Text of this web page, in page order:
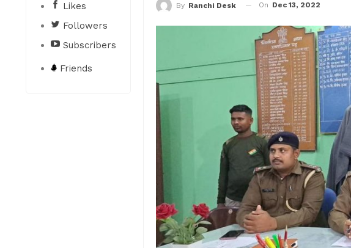
By Ranchi Desk On Dec 13, 2022
Likes
Followers
Subscribers
Friends